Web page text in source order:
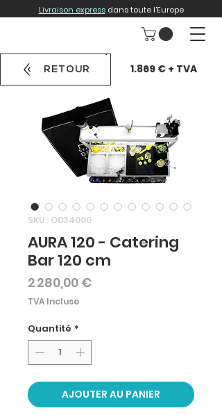
Livraison expressdans toute l'Europe
SKU : O034000
AURA 120 - Catering
Bar 120 cm
2 280,00 €Prix
TVA Incluse
Quantité *
AJOUTER AU PANIER
RETOUR 1.869 € + TVA